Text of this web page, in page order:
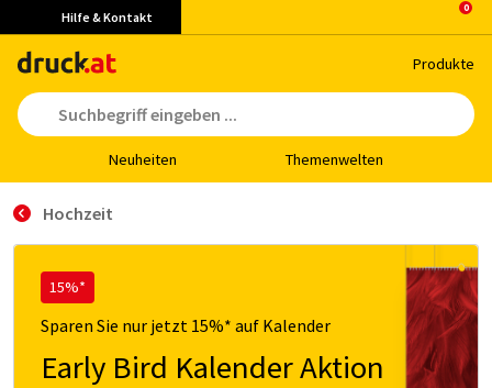
Hilfe & Kontakt
Pro­duk­te
Neu­hei­ten The­men­wel­ten
Hochzeit
15%*
Sparen Sie nur jetzt 15%* auf Kalender
Early Bird Kalender Aktion